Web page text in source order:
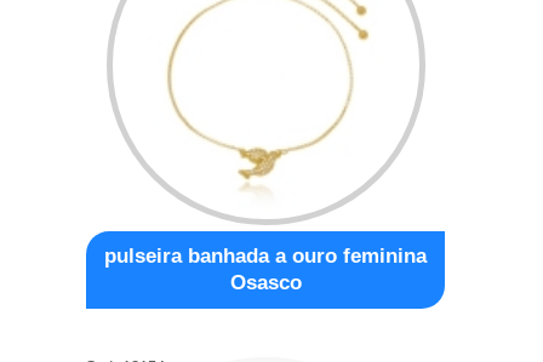
pulseira banhada a ouro feminina
Osasco